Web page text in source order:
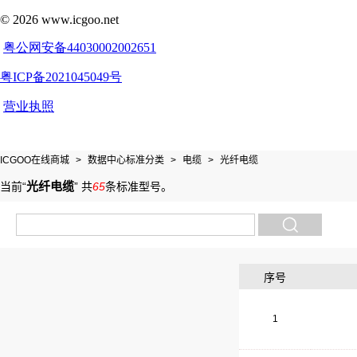
ICGOO在线商城 > 数据中心标准分类 > 电缆 > 光纤电缆
当前“光纤电缆” 共65条标准型号。
序号
1